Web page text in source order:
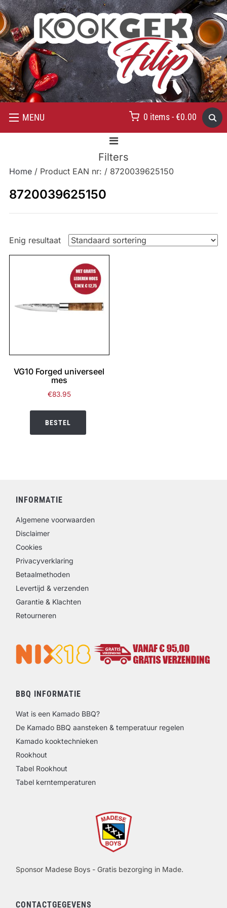
MENU 0 items - €0.00
Filters
Home/ Product EAN nr: / 8720039625150
8720039625150
Enig resultaat
VG10 Forged universeel
mes
€83.95
BESTEL
INFORMATIE
Algemene voorwaarden
Disclaimer
Cookies
Privacyverklaring
Betaalmethoden
Levertijd & verzenden
Garantie & Klachten
Retourneren
BBQ INFORMATIE
Wat is een Kamado BBQ?
De Kamado BBQ aansteken & temperatuur regelen
Kamado kooktechnieken
Rookhout
Tabel Rookhout
Tabel kerntemperaturen
Sponsor Madese Boys - Gratis bezorging in Made.
CONTACTGEGEVENS